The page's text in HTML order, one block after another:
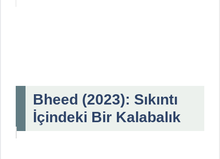
Bheed (2023): Sıkıntı
İçindeki Bir Kalabalık